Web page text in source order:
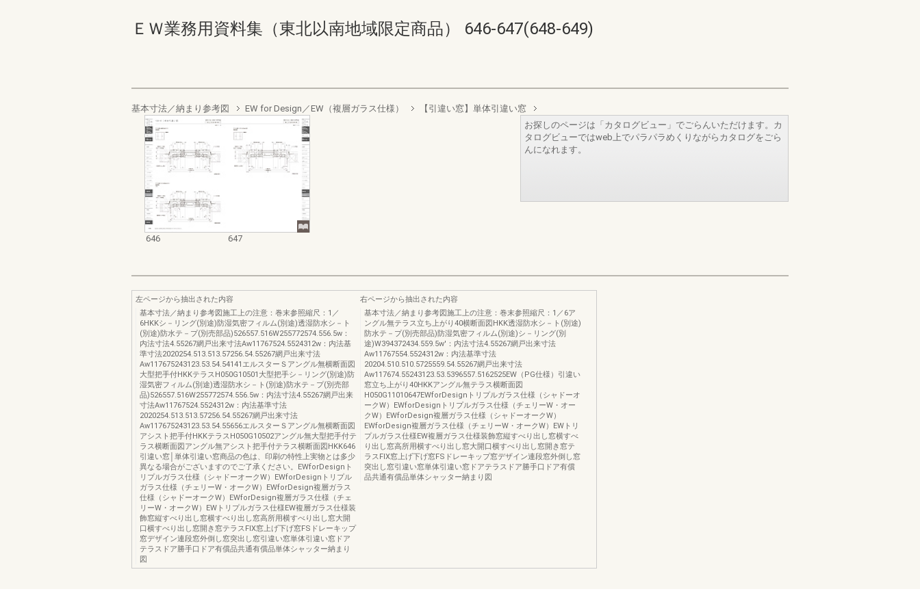
ＥＷ業務用資料集（東北以南地域限定商品） 646-647(648-649)
基本寸法／納まり参考図 EW for Design／EW（複層ガラス仕様） 【引違い窓】単体引違い窓
646 647
お探しのページは「カタログビュー」でごらんいただけます。カ
タログビューではweb上でパラパラめくりながらカタログをごら
んになれます。
左ページから抽出された内容
基本寸法／納まり参考図施工上の注意：巻末参照縮尺：1／
6HKKシ－リング(別途)防湿気密フィルム(別途)透湿防水シ－ト
(別途)防水テ－プ(別売部品)526557.516W255772574.556.5w：
内法寸法4.55267網戸出来寸法Aw11767524.5524312w：内法基
準寸法2020254.513.513.57256.54.55267網戸出来寸法
Aw117675243123.53.54.54141エルスターＳアングル無横断面図
大型把手付HKKテラスH050G10501大型把手シ－リング(別途)防
湿気密フィルム(別途)透湿防水シ－ト(別途)防水テ－プ(別売部
品)526557.516W255772574.556.5w：内法寸法4.55267網戸出来
寸法Aw11767524.5524312w：内法基準寸法
2020254.513.513.57256.54.55267網戸出来寸法
Aw117675243123.53.54.55656エルスターＳアングル無横断面図
アシスト把手付HKKテラスH050G10502アングル無大型把手付テ
ラス横断面図アングル無アシスト把手付テラス横断面図HKK646
引違い窓│単体引違い窓商品の色は、印刷の特性上実物とは多少
異なる場合がございますのでご了承ください。EWforDesignト
リプルガラス仕様（シャドーオークW）EWforDesignトリプル
ガラス仕様（チェリーW・オークW）EWforDesign複層ガラス
仕様（シャドーオークW）EWforDesign複層ガラス仕様（チェ
リーW・オークW）EWトリプルガラス仕様EW複層ガラス仕様装
飾窓縦すべり出し窓横すべり出し窓高所用横すべり出し窓大開
口横すべり出し窓開き窓テラスFIX窓上げ下げ窓FSドレーキップ
窓デザイン連段窓外倒し窓突出し窓引違い窓単体引違い窓ドア
テラスドア勝手口ドア有償品共通有償品単体シャッター納まり
図
右ページから抽出された内容
基本寸法／納まり参考図施工上の注意：巻末参照縮尺：1／6ア
ングル無テラス立ち上がり40横断面図HKK透湿防水シ－ト(別途)
防水テ－プ(別売部品)防湿気密フィルム(別途)シ－リング(別
途)W394372434.559.5w'：内法寸法4.55267網戸出来寸法
Aw11767554.5524312w：内法基準寸法
20204.510.510.5725559.54.55267網戸出来寸法
Aw117674.55243123.53.5396557.5162525EW（PG仕様）引違い
窓立ち上がり40HKKアングル無テラス横断面図
H050G11010647EWforDesignトリプルガラス仕様（シャドーオ
ークW）EWforDesignトリプルガラス仕様（チェリーW・オー
クW）EWforDesign複層ガラス仕様（シャドーオークW）
EWforDesign複層ガラス仕様（チェリーW・オークW）EWトリ
プルガラス仕様EW複層ガラス仕様装飾窓縦すべり出し窓横すべ
り出し窓高所用横すべり出し窓大開口横すべり出し窓開き窓テ
ラスFIX窓上げ下げ窓FSドレーキップ窓デザイン連段窓外倒し窓
突出し窓引違い窓単体引違い窓ドアテラスドア勝手口ドア有償
品共通有償品単体シャッター納まり図